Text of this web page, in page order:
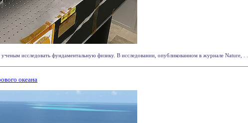
исследовать фундаментальную физику. В исследовании, опубликованном в журнале Nature, . . .
океана